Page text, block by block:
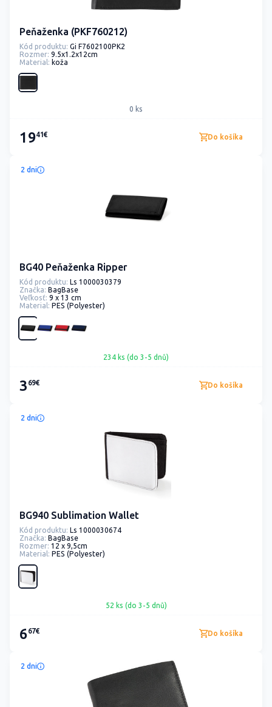
Peňaženka (PKF760212)
Kód produktu: Gi F7602100PK2
Rozmer: 9.5x1.2x12cm
Material: koža
0 ks
1941€ Do košíka
2 dni
BG40 Peňaženka Ripper
Kód produktu: Ls 1000030379
Značka: BagBase
Veľkosť: 9 x 13 cm
Material: PES (Polyester)
234 ks (do 3-5 dnů)
3 69€ Do košíka
2 dni
BG940 Sublimation Wallet
Kód produktu: Ls 1000030674
Značka: BagBase
Rozmer: 12 x 9,5cm
Material: PES (Polyester)
52 ks (do 3-5 dnů)
667€ Do košíka
2 dni